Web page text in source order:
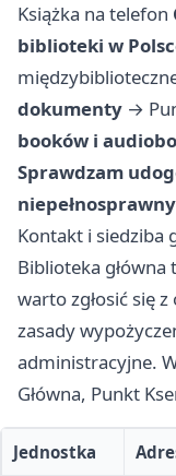
Książka na telefon
biblioteki w
dokumenty →
booków i
Sprawdzam
Kontakt i siedziba
Biblioteka
warto zgłosić się
zasady
administracyjne.
Główna, Punkt
Jednostka